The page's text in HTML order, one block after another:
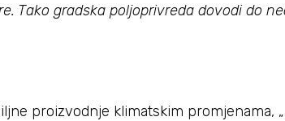
Tako gradska poljoprivreda dovodi do
proizvodnje klimatskim promjenama,